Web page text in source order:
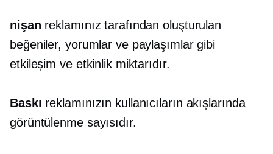
nişan reklamınız tarafından oluşturulan
beğeniler, yorumlar ve paylaşımlar gibi
etkileşim ve etkinlik miktarıdır.
Baskı reklamınızın kullanıcıların akışlarında
görüntülenme sayısıdır.